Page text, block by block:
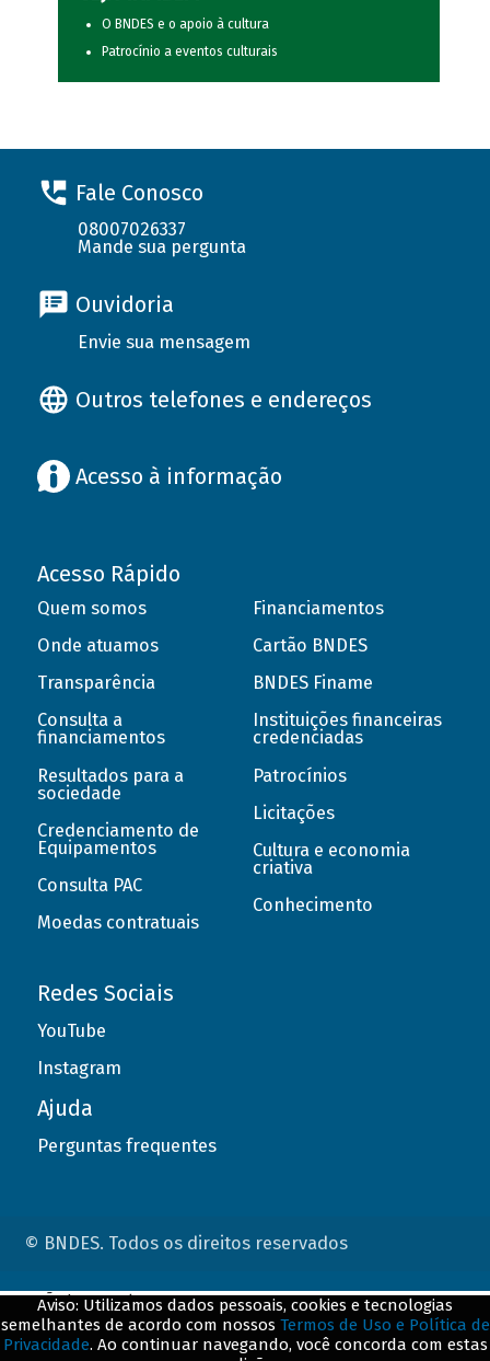
O BNDES e o apoio à cultura
Patrocínio a eventos culturais
Fale Conosco
08007026337
Mande sua pergunta
Ouvidoria
Envie sua mensagem
Outros telefones e endereços
Acesso à informação
Acesso Rápido
Quem somos
Onde atuamos
Transparência
Consulta a
financiamentos
Resultados para a
sociedade
Credenciamento de
Equipamentos
Consulta PAC
Moedas contratuais
Financiamentos
Cartão BNDES
BNDES Finame
Instituições financeiras
credenciadas
Patrocínios
Licitações
Cultura e economia
criativa
Conhecimento
Redes Sociais
YouTube
Instagram
Ajuda
Perguntas frequentes
© BNDES. Todos os direitos reservados
Aviso: Utilizamos dados pessoais, cookies e tecnologias
semelhantes de acordo com nossos Termos de Uso e Política de
Privacidade. Ao continuar navegando, você concorda com estas
ConteÃºdo complementar
${title}${badge}